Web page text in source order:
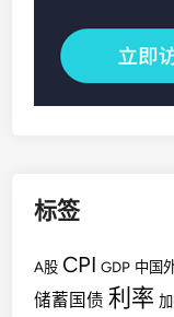
标签
A股 CPI GDP 中国
储蓄国债 利率